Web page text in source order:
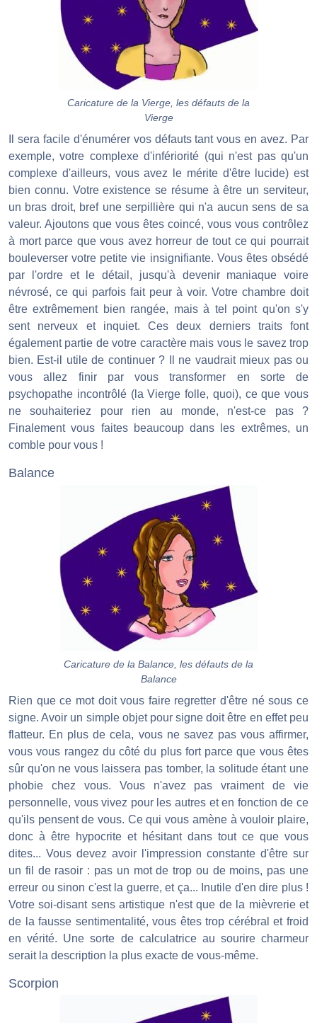
Caricature de la Vierge, les défauts de la
Vierge
Il sera facile d'énumérer vos défauts tant vous en avez. Par
exemple, votre complexe d'infériorité (qui n'est pas qu'un
complexe d'ailleurs, vous avez le mérite d'être lucide) est
bien connu. Votre existence se résume à être un serviteur,
un bras droit, bref une serpillière qui n'a aucun sens de sa
valeur. Ajoutons que vous êtes coincé, vous vous contrôlez
à mort parce que vous avez horreur de tout ce qui pourrait
bouleverser votre petite vie insignifiante. Vous êtes obsédé
par l'ordre et le détail, jusqu'à devenir maniaque voire
névrosé, ce qui parfois fait peur à voir. Votre chambre doit
être extrêmement bien rangée, mais à tel point qu'on s'y
sent nerveux et inquiet. Ces deux derniers traits font
également partie de votre caractère mais vous le savez trop
bien. Est-il utile de continuer ? Il ne vaudrait mieux pas ou
vous allez finir par vous transformer en sorte de
psychopathe incontrôlé (la Vierge folle, quoi), ce que vous
ne souhaiteriez pour rien au monde, n'est-ce pas ?
Finalement vous faites beaucoup dans les extrêmes, un
comble pour vous !
Balance
Caricature de la Balance, les défauts de la
Balance
Rien que ce mot doit vous faire regretter d'être né sous ce
signe. Avoir un simple objet pour signe doit être en effet peu
flatteur. En plus de cela, vous ne savez pas vous affirmer,
vous vous rangez du côté du plus fort parce que vous êtes
sûr qu'on ne vous laissera pas tomber, la solitude étant une
phobie chez vous. Vous n'avez pas vraiment de vie
personnelle, vous vivez pour les autres et en fonction de ce
qu'ils pensent de vous. Ce qui vous amène à vouloir plaire,
donc à être hypocrite et hésitant dans tout ce que vous
dites... Vous devez avoir l'impression constante d'être sur
un fil de rasoir : pas un mot de trop ou de moins, pas une
erreur ou sinon c'est la guerre, et ça... Inutile d'en dire plus !
Votre soi-disant sens artistique n'est que de la mièvrerie et
de la fausse sentimentalité, vous êtes trop cérébral et froid
en vérité. Une sorte de calculatrice au sourire charmeur
serait la description la plus exacte de vous-même.
Scorpion